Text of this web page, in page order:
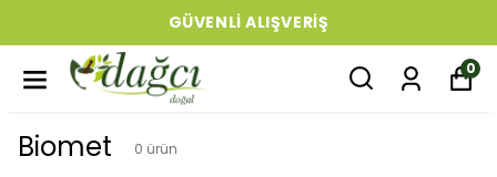
GÜVENLI ALIŞVERIŞ
0
Biomet 0 ürün